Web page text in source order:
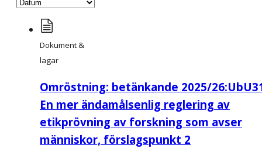
Dokument &
lagar
Omröstning: betänkande 2025/
En mer ändamålsenlig reglering av
etikprövning av forskning som avser
människor, förslagspunkt 2